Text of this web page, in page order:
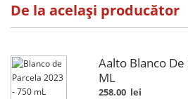
De la același producător
Aalto Blanco
ML
258.00 lei